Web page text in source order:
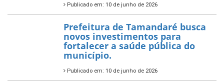
Política Nacional Aldir Blanc
— Tamandaré tem Plano de
Aplicação de Recursos (PAR)
habilitado
7 de novembro de 2025